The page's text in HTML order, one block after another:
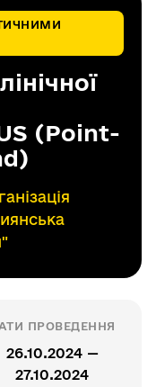
(Point-
ПРОВЕДЕННЯ
26.10.2024 —
27.10.2024